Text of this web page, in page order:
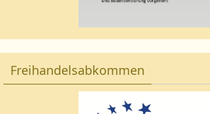
Freihandelsabkommen